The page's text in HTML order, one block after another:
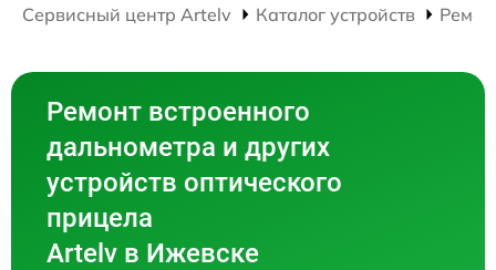
Сервисный центр Artelv Каталог устройств
Ремонт встроенного
дальнометра и других
устройств оптического
прицела
Artelv в Ижевске